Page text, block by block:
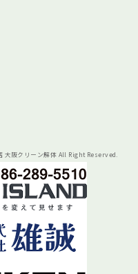
大阪クリーン解体 All Right Reserved.